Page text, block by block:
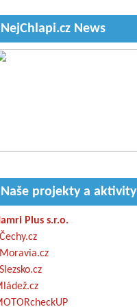
NejChlapi.cz News
Naše projekty a aktivity
Plus s.r.o.